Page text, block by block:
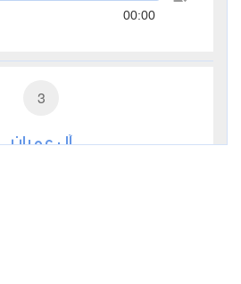
00:00
3
آل عمران